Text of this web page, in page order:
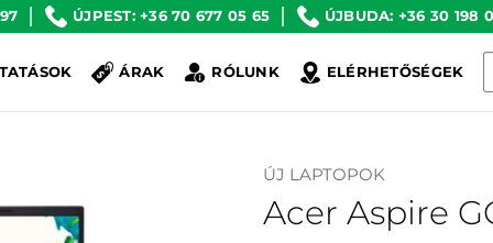
ÚJPEST: +36 70 677 05 65 ÚJBUDA: +36 30 198
ÁRAK RÓLUNK ELÉRHETŐSÉGEK
ÚJ LAPTOPOK
Acer Aspire